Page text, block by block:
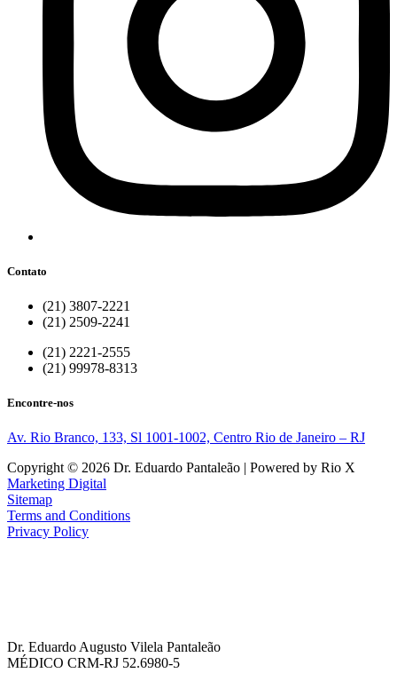
Contato
(21) 3807-2221
(21) 2509-2241
(21) 2221-2555
(21) 99978-8313
Encontre-nos
Av. Rio Branco, 133, Sl 1001-1002, Centro Rio de Janeiro – RJ
Copyright © 2026 Dr. Eduardo Pantaleão | Powered by Rio X
Marketing Digital
Sitemap
Terms and Conditions
Privacy Policy
Dr. Eduardo Augusto Vilela Pantaleão
MÉDICO CRM-RJ 52.6980-5